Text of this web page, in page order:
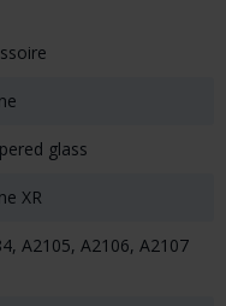
glass
XR
A2105, A2106, A2107